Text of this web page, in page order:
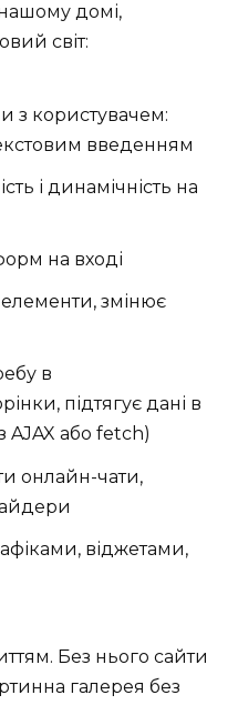
домі,
світ:
з користувачем:
введенням
і динамічність на
на вході
змінює
в
підтягує дані в
AJAX або fetch)
онлайн-чати,
віджетами,
Без нього сайти
галерея без